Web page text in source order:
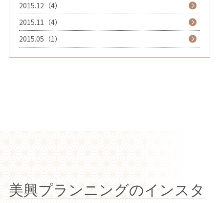
2015.12（4）
2015.11（4）
2015.05（1）
美興プランニングのインスタ